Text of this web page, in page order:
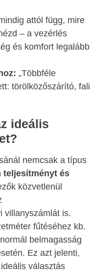
attól függ, mire
– a vezérlés
és komfort legalább
„Többféle
törölközőszárító, fali
ideális
nemcsak a típus
teljesítményt és
közvetlenül
villanyszámlát is.
fűtéséhez kb.
belmagasság
Ez azt jelenti,
választás